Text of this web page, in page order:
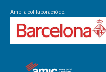
Amb la col·laboració de: